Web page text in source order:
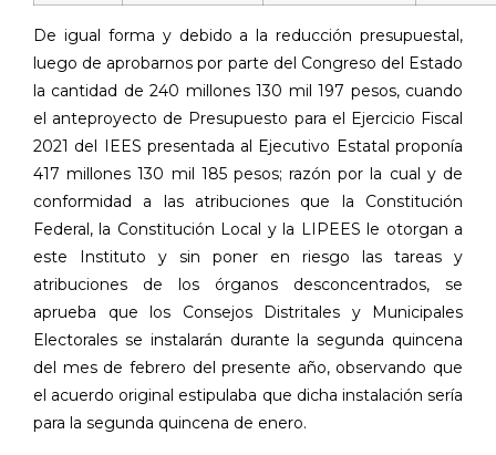
De igual forma y debido a la reducción presupuestal,
luego de aprobarnos por parte del Congreso del Estado
la cantidad de 240 millones 130 mil 197 pesos, cuando
el anteproyecto de Presupuesto para el Ejercicio Fiscal
2021 del IEES presentada al Ejecutivo Estatal proponía
417 millones 130 mil 185 pesos; razón por la cual y de
conformidad a las atribuciones que la Constitución
Federal, la Constitución Local y la LIPEES le otorgan a
este Instituto y sin poner en riesgo las tareas y
atribuciones de los órganos desconcentrados, se
aprueba que los Consejos Distritales y Municipales
Electorales se instalarán durante la segunda quincena
del mes de febrero del presente año, observando que
el acuerdo original estipulaba que dicha instalación sería
para la segunda quincena de enero.